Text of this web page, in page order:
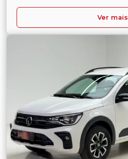
Ver mais